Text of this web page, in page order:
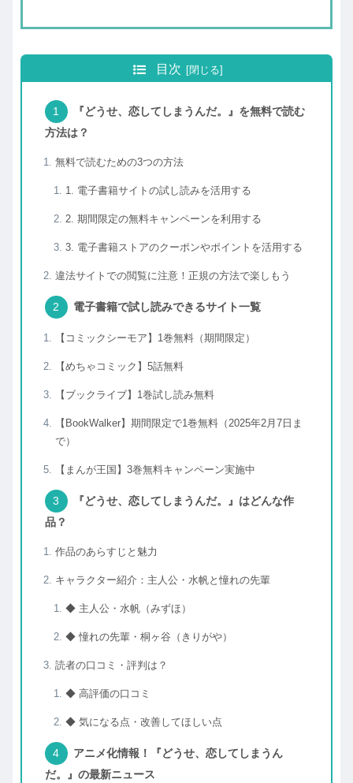
目次
『どうせ、恋してしまうんだ。』を無料で読む
方法は？
無料で読むための3つの方法
1. 電子書籍サイトの試し読みを活用する
2. 期間限定の無料キャンペーンを利用する
3. 電子書籍ストアのクーポンやポイントを活用する
違法サイトでの閲覧に注意！正規の方法で楽しもう
電子書籍で試し読みできるサイト一覧
【コミックシーモア】1巻無料（期間限定）
【めちゃコミック】5話無料
【ブックライブ】1巻試し読み無料
【BookWalker】期間限定で1巻無料（2025年2月7日ま
で）
【まんが王国】3巻無料キャンペーン実施中
『どうせ、恋してしまうんだ。』はどんな作
品？
作品のあらすじと魅力
キャラクター紹介：主人公・水帆と憧れの先輩
◆ 主人公・水帆（みずほ）
◆ 憧れの先輩・桐ヶ谷（きりがや）
読者の口コミ・評判は？
◆ 高評価の口コミ
◆ 気になる点・改善してほしい点
アニメ化情報！『どうせ、恋してしまうん
だ。』の最新ニュース